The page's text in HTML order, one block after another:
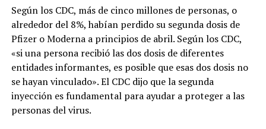
Según los CDC, más de cinco millones de personas, o
alrededor del 8%, habían perdido su segunda dosis de
Pfizer o Moderna a principios de abril. Según los CDC,
«si una persona recibió las dos dosis de diferentes
entidades informantes, es posible que esas dos dosis no
se hayan vinculado». El CDC dijo que la segunda
inyección es fundamental para ayudar a proteger a las
personas del virus.